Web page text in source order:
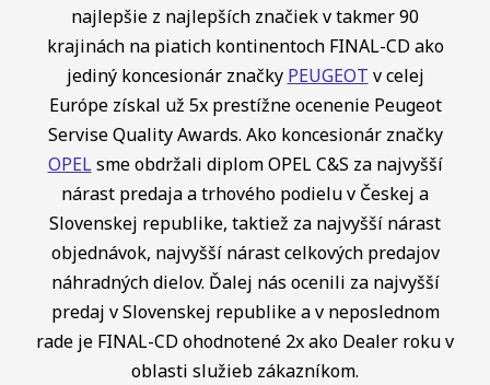
najlepšie z najlepších značiek v takmer 90
krajinách na piatich kontinentoch FINAL-CD ako
jediný koncesionár značky PEUGEOT v celej
Európe získal už 5x prestížne ocenenie Peugeot
Servise Quality Awards. Ako koncesionár značky
OPELsme obdržali diplom OPEL C&S za najvyšší
nárast predaja a trhového podielu v Českej a
Slovenskej republike, taktiež za najvyšší nárast
objednávok, najvyšší nárast celkových predajov
náhradných dielov. Ďalej nás ocenili za najvyšší
predaj v Slovenskej republike a v neposlednom
rade je FINAL-CD ohodnotené 2x ako Dealer roku v
oblasti služieb zákazníkom.